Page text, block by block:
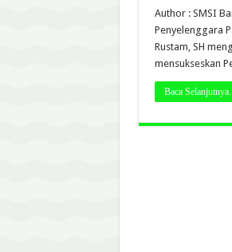
Author : SMSI
Penyelenggara
Rustam, SH
mensukseskan
Baca